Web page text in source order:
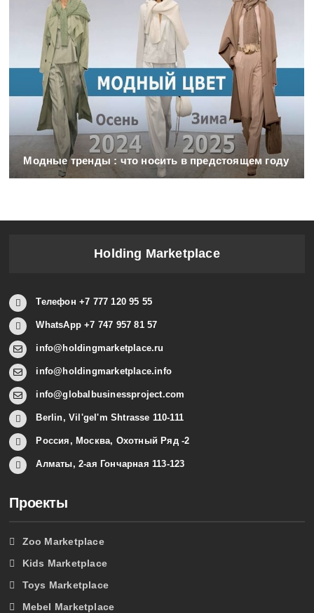
Модные тренды : что носить в предстоящем году
Holding Marketplace
Телефон +7 777 120 95 55
WhatsApp +7 747 957 81 57
info@holdingmarketplace.ru
info@holdingmarketplace.info
info@globalbusinessproject.com
Berlin, Vil'gel'm Shtrasse 110-111
Россия, Москва, Охотный Ряд -2
Алматы, 2-ая Гончарная 113-123
Проекты
Zoo Marketplace
Kids Marketplace
Toys Marketplace
Mebel Marketplace